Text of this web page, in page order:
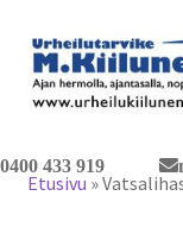
0400 433 919
Siirry
navigointiin
Siirry
sisältöön
Etusivu »